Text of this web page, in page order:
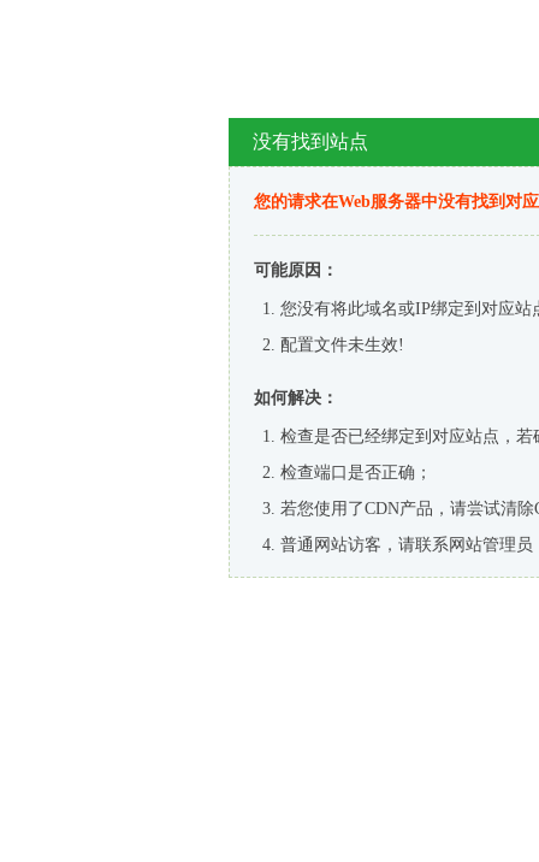
没有找到站点
您的请求在Web服务器中没有找到对
可能原因：
您没有将此域名或IP绑定到对应站
配置文件未生效!
如何解决：
检查是否已经绑定到对应站点，
检查端口是否正确；
若您使用了CDN产品，请尝试清除
普通网站访客，请联系网站管理员